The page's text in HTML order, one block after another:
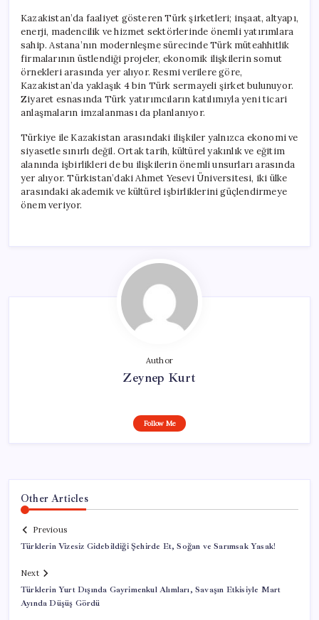
Kazakistan’da faaliyet gösteren Türk şirketleri; inşaat, altyapı,
enerji, madencilik ve hizmet sektörlerinde önemli yatırımlara
sahip. Astana’nın modernleşme sürecinde Türk müteahhitlik
firmalarının üstlendiği projeler, ekonomik ilişkilerin somut
örnekleri arasında yer alıyor. Resmi verilere göre,
Kazakistan’da yaklaşık 4 bin Türk sermayeli şirket bulunuyor.
Ziyaret esnasında Türk yatırımcıların katılımıyla yeni ticari
anlaşmaların imzalanması da planlanıyor.
Türkiye ile Kazakistan arasındaki ilişkiler yalnızca ekonomi ve
siyasetle sınırlı değil. Ortak tarih, kültürel yakınlık ve eğitim
alanında işbirlikleri de bu ilişkilerin önemli unsurları arasında
yer alıyor. Türkistan’daki Ahmet Yesevi Üniversitesi, iki ülke
arasındaki akademik ve kültürel işbirliklerini güçlendirmeye
önem veriyor.
Author
Zeynep Kurt
Follow Me
Other Articles
Previous
Türklerin Vizesiz Gidebildiği Şehirde Et, Soğan ve Sarımsak Yasak!
Next
Türklerin Yurt Dışında Gayrimenkul Alımları, Savaşın Etkisiyle Mart
Ayında Düşüş Gördü